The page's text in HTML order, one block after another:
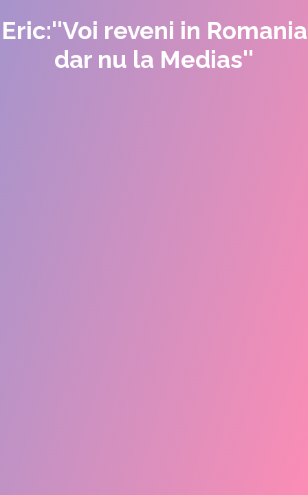
Eric:''Voi reveni in Romania
dar nu la Medias''